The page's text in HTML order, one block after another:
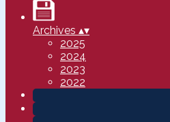
Archives ▴▾
2025
2024
2023
2022